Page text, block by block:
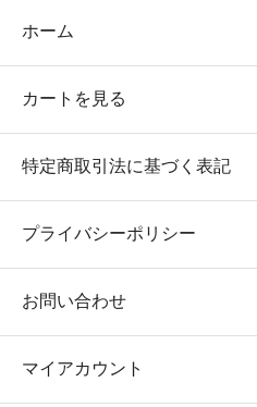
ホーム
カートを見る
特定商取引法に基づく表記
プライバシーポリシー
お問い合わせ
マイアカウント